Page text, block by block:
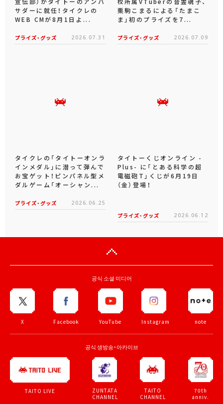
サダーに就任！タイクレの
WEB CMが8月1日よ...
プライズ・グッズ 2026.07.31
栗駒こまるによる「たまこ
ま」初のプライズを7...
プライズ・グッズ 2026.07.09
タイクレの「タイトーオンラ
インメダル」に潜って弾んで
お宝ゲット！ピンパネル型メ
ダルゲーム「オーシャン...
プライズ・グッズ 2026.06.25
タイトーくじオンライン -
Plus- に「とある科学の超
電磁砲T」くじが6月19日
（金）登場！
プライズ・グッズ 2026.06.12
공식 소셜 미디어
X Facebook YouTube Instagram note
공식 생방송・아카이브
TAITO LIVE
ZUNTATA
CHANNEL
TAITO
CHANNEL
70th
anniv.